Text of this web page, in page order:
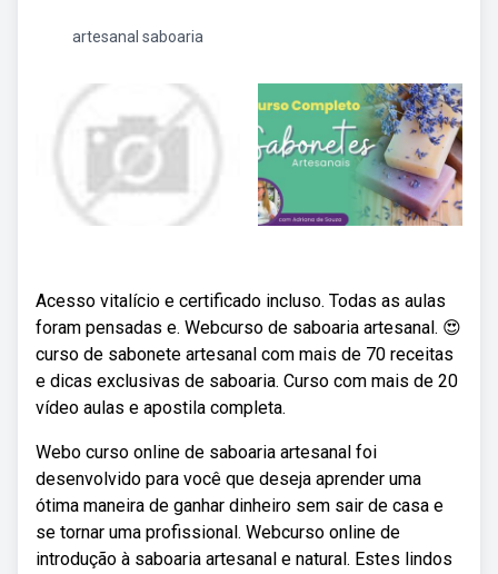
artesanal saboaria
Acesso vitalício e certificado incluso. Todas as aulas
foram pensadas e. Webcurso de saboaria artesanal. 😍
curso de sabonete artesanal com mais de 70 receitas
e dicas exclusivas de saboaria. Curso com mais de 20
vídeo aulas e apostila completa.
Webo curso online de saboaria artesanal foi
desenvolvido para você que deseja aprender uma
ótima maneira de ganhar dinheiro sem sair de casa e
se tornar uma profissional. Webcurso online de
introdução à saboaria artesanal e natural. Estes lindos